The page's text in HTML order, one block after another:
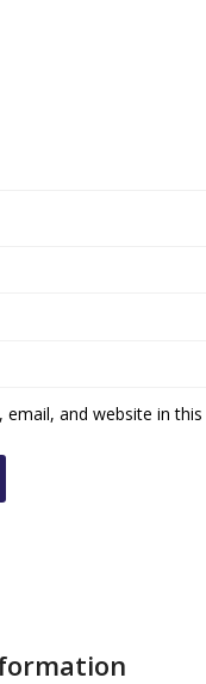
email, and website in